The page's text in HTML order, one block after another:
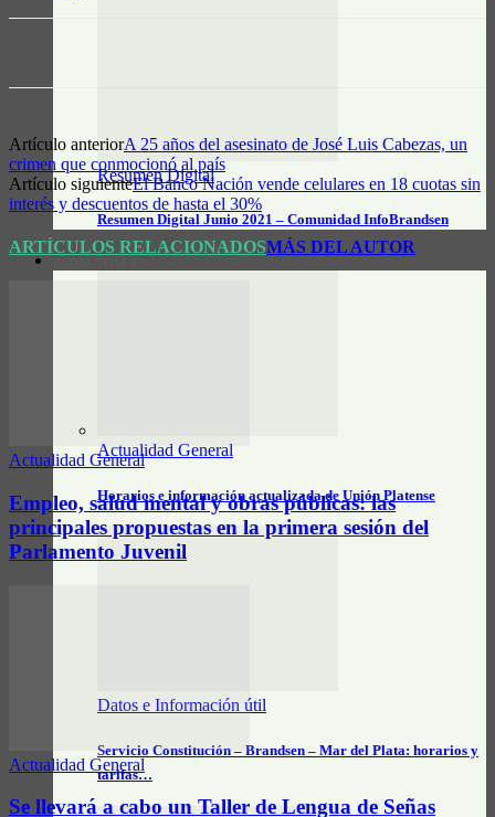
Resumen Digital
Resumen Digital Junio 2021 – Comunidad InfoBrandsen
Actualidad General
Horarios e información actualizada de Unión Platense
Datos e Información útil
Servicio Constitución – Brandsen – Mar del Plata: horarios y
tarifas…
Artículo anteriorA 25 años del asesinato de José Luis Cabezas, un
crimen que conmocionó al país
Artículo siguienteEl Banco Nación vende celulares en 18 cuotas sin
interés y descuentos de hasta el 30%
ARTÍCULOS RELACIONADOSMÁS DEL AUTOR
Actualidad General
Empleo, salud mental y obras públicas: las
principales propuestas en la primera sesión del
Parlamento Juvenil
Actualidad General
Se llevará a cabo un Taller de Lengua de Señas